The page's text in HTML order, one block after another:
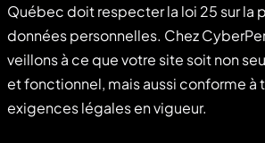
Québec doit respecter la loi 25 sur la
données personnelles. Chez
veillons à ce que votre site soit non
et fonctionnel, mais aussi conforme à
exigences légales en vigueur.